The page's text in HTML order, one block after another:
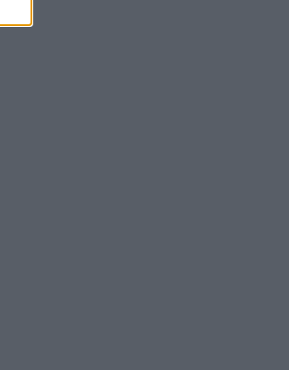
Η Ρωσία έπληξε δύο πλοία κοντά στο